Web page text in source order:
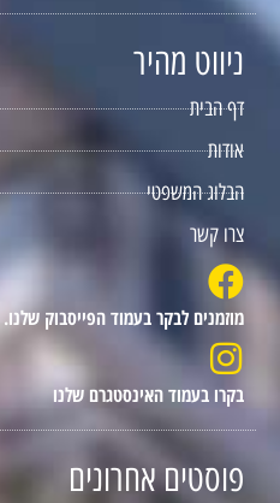
ניווט מהיר
דף הבית
אודות
הבלוג המשפטי
צרו קשר
מוזמנים לבקר בעמוד הפייסבוק שלנו.
בקרו בעמוד האינסטגרם שלנו
פוסטים אחרונים